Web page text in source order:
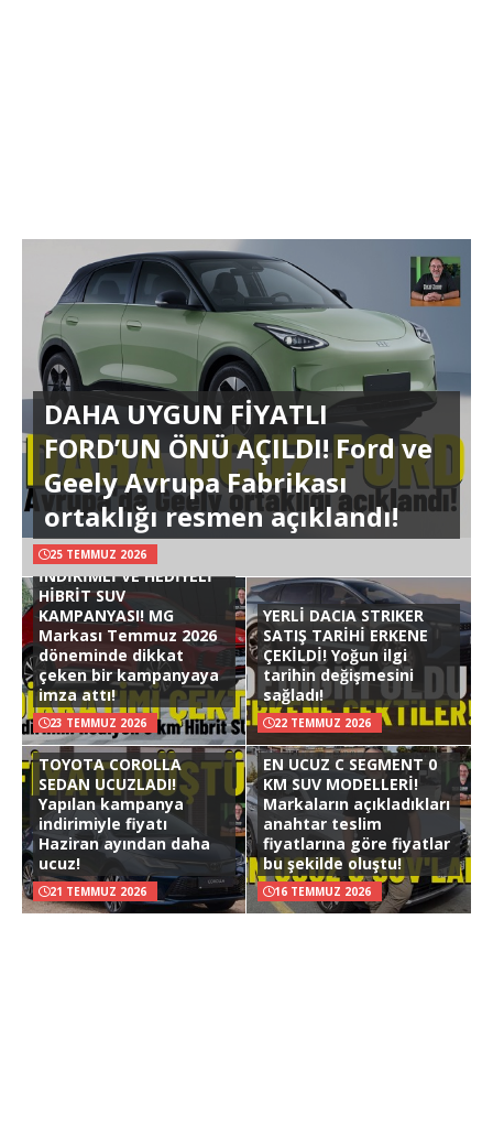
DAHA UYGUN FİYATLI
FORD’UN ÖNÜ AÇILDI! Ford ve
Geely Avrupa Fabrikası
ortaklığı resmen açıklandı!
25 TEMMUZ 2026
İNDİRİMLİ VE HEDİYELİ
HİBRİT SUV
KAMPANYASI! MG
Markası Temmuz 2026
döneminde dikkat
çeken bir kampanyaya
imza attı!
23 TEMMUZ 2026
YERLİ DACIA STRIKER
SATIŞ TARİHİ ERKENE
ÇEKİLDİ! Yoğun ilgi
tarihin değişmesini
sağladı!
22 TEMMUZ 2026
TOYOTA COROLLA
SEDAN UCUZLADI!
Yapılan kampanya
indirimiyle fiyatı
Haziran ayından daha
ucuz!
21 TEMMUZ 2026
EN UCUZ C SEGMENT 0
KM SUV MODELLERİ!
Markaların açıkladıkları
anahtar teslim
fiyatlarına göre fiyatlar
bu şekilde oluştu!
16 TEMMUZ 2026